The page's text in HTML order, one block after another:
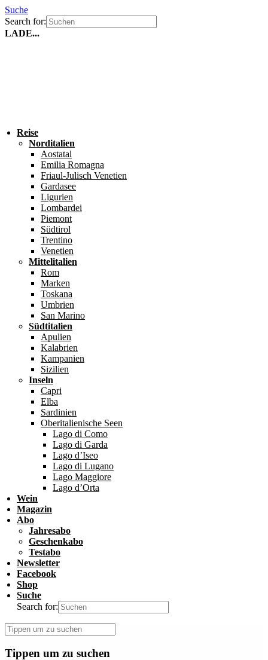
Suche
Search for:
LADE...
Reise
Norditalien
Aostatal
Emilia Romagna
Friaul-Julisch Venetien
Gardasee
Ligurien
Lombardei
Piemont
Südtirol
Trentino
Venetien
Mittelitalien
Rom
Marken
Toskana
Umbrien
San Marino
Südtitalien
Apulien
Kalabrien
Kampanien
Sizilien
Inseln
Capri
Elba
Sardinien
Oberitalienische Seen
Lago di Como
Lago di Garda
Lago d’Iseo
Lago di Lugano
Lago Maggiore
Lago d’Orta
Wein
Magazin
Abo
Jahresabo
Geschenkabo
Testabo
Newsletter
Facebook
Shop
Suche
Search for:
Tippen um zu suchen